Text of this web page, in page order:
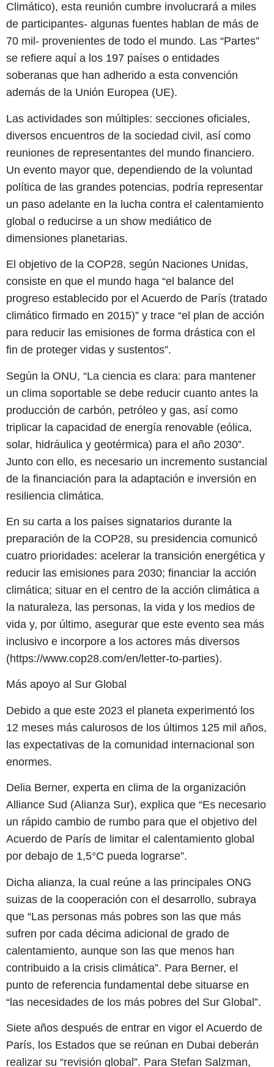
Climático), esta reunión cumbre involucrará a miles
de participantes- algunas fuentes hablan de más de
70 mil- provenientes de todo el mundo. Las “Partes”
se refiere aquí a los 197 países o entidades
soberanas que han adherido a esta convención
además de la Unión Europea (UE).
Las actividades son múltiples: secciones oficiales,
diversos encuentros de la sociedad civil, así como
reuniones de representantes del mundo financiero.
Un evento mayor que, dependiendo de la voluntad
política de las grandes potencias, podría representar
un paso adelante en la lucha contra el calentamiento
global o reducirse a un show mediático de
dimensiones planetarias.
El objetivo de la COP28, según Naciones Unidas,
consiste en que el mundo haga “el balance del
progreso establecido por el Acuerdo de París (tratado
climático firmado en 2015)” y trace “el plan de acción
para reducir las emisiones de forma drástica con el
fin de proteger vidas y sustentos”.
Según la ONU, “La ciencia es clara: para mantener
un clima soportable se debe reducir cuanto antes la
producción de carbón, petróleo y gas, así como
triplicar la capacidad de energía renovable (eólica,
solar, hidráulica y geotérmica) para el año 2030”.
Junto con ello, es necesario un incremento sustancial
de la financiación para la adaptación e inversión en
resiliencia climática.
En su carta a los países signatarios durante la
preparación de la COP28, su presidencia comunicó
cuatro prioridades: acelerar la transición energética y
reducir las emisiones para 2030; financiar la acción
climática; situar en el centro de la acción climática a
la naturaleza, las personas, la vida y los medios de
vida y, por último, asegurar que este evento sea más
inclusivo e incorpore a los actores más diversos
(https://www.cop28.com/en/letter-to-parties).
Más apoyo al Sur Global
Debido a que este 2023 el planeta experimentó los
12 meses más calurosos de los últimos 125 mil años,
las expectativas de la comunidad internacional son
enormes.
Delia Berner, experta en clima de la organización
Alliance Sud (Alianza Sur), explica que “Es necesario
un rápido cambio de rumbo para que el objetivo del
Acuerdo de París de limitar el calentamiento global
por debajo de 1,5°C pueda lograrse”.
Dicha alianza, la cual reúne a las principales ONG
suizas de la cooperación con el desarrollo, subraya
que “Las personas más pobres son las que más
sufren por cada décima adicional de grado de
calentamiento, aunque son las que menos han
contribuido a la crisis climática”. Para Berner, el
punto de referencia fundamental debe situarse en
“las necesidades de los más pobres del Sur Global”.
Siete años después de entrar en vigor el Acuerdo de
París, los Estados que se reúnan en Dubai deberán
realizar su “revisión global”. Para Stefan Salzman,